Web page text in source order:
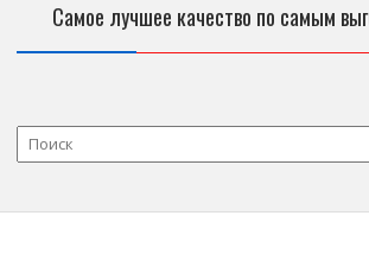
Самое лучшее качество по самым